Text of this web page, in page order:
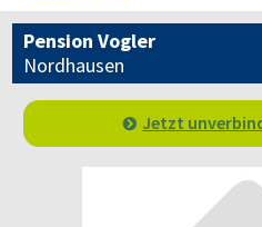
Pension Vogler
Nordhausen
Jetzt